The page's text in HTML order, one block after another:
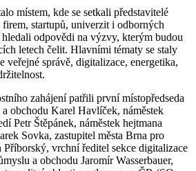
místem, kde se setkali představitelé
firem, startupů, univerzit i odborných
odpovědi na výzvy, kterým budou
letech čelit. Hlavními tématy se staly
veřejné správě, digitalizace, energetika,
zahájení patřili první místopředseda
obchodu Karel Havlíček, náměstek
Petr Štěpánek, náměstek hejtmana
Sovka, zastupitel města Brna pro
vrchní ředitel sekce digitalizace
a obchodu Jaromír Wasserbauer,